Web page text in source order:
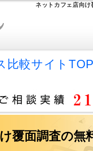
ネットカフェ店向け
比較サイト
覆面調査の無